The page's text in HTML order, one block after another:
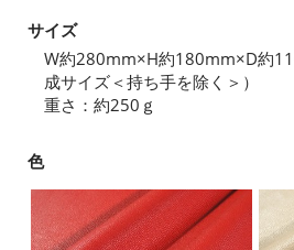
サイズ
W約280mm×H約180mm×D約
成サイズ＜持ち手を除く＞）
重さ：約250ｇ
色